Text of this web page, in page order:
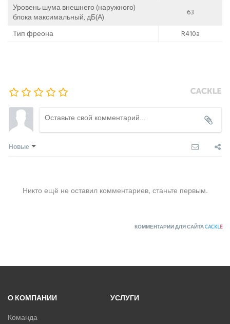
Уровень шума внешнего (наружного)
блока максимальный, дБ(А)
63
Тип фреона
R410a
Новые
Никто ещё не оставил комментариев, станьте первым.
КОММЕНТАРИИ ДЛЯ САЙТАCACKLE
О КОМПАНИИ
Команда
УСЛУГИ